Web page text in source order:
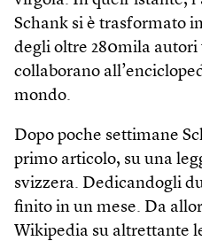
Schank si è trasformato
degli oltre 280mila autori
collaborano
mondo.
Dopo poche settimane
primo articolo, su una
svizzera. Dedicandogli
finito in un mese. Da
Wikipedia su altrettante